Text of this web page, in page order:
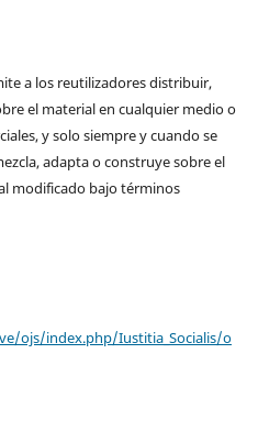
a los reutilizadores distribuir,
el material en cualquier medio o
y solo siempre y cuando se
adapta o construye sobre el
modificado bajo términos
ojs/index.php/Iustitia_Socialis/o